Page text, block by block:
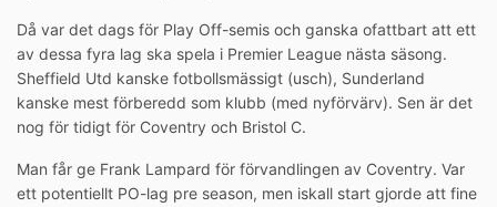
Då var det dags för Play Off-semis och ganska ofattbart att ett
av dessa fyra lag ska spela i Premier League nästa säsong.
Sheffield Utd kanske fotbollsmässigt (usch), Sunderland
kanske mest förberedd som klubb (med nyförvärv). Sen är det
nog för tidigt för Coventry och Bristol C.
Man får ge Frank Lampard för förvandlingen av Coventry. Var
ett potentiellt PO-lag pre season, men iskall start gjorde att fine